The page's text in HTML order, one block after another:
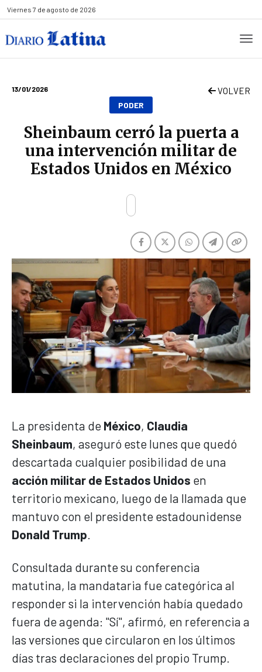
Viernes 7 de agosto de 2026
13/01/2026 VOLVER
PODER
Sheinbaum cerró la puerta a
una intervención militar de
Estados Unidos en México
La presidenta de México, Claudia
Sheinbaum, aseguró este lunes que quedó
descartada cualquier posibilidad de una
acción militar de Estados Unidos en
territorio mexicano, luego de la llamada que
mantuvo con el presidente estadounidense
Donald Trump
Consultada durante su conferencia
matutina, la mandataria fue categórica al
responder si la intervención había quedado
fuera de agenda: "Sí", afirmó, en referencia a
las versiones que circularon en los últimos
días tras declaraciones del propio Trump.